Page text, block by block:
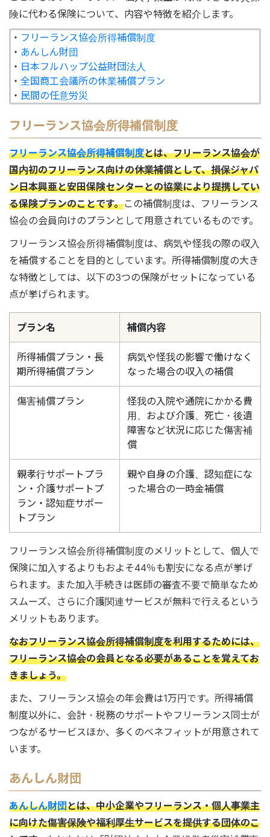
険に代わる保険について、内容や特徴を紹介します。
・ フリーランス協会所得補償制度
・ あんしん財団
・ 日本フルハップ公益財団法人
・ 全国商工会議所の休業補償プラン
・ 民間の任意労災
フリーランス協会所得補償制度
フリーランス協会所得補償制度とは、フリーランス協会が
国内初のフリーランス向けの休業補償として、損保ジャパ
ン日本興亜と安田保険センターとの協業により提携してい
る保険プランのことです。この補償制度は、フリーランス
協会の会員向けのプランとして用意されているものです。
フリーランス協会所得補償制度は、病気や怪我の際の収入
を補償することを目的としています。所得補償制度の大き
な特徴としては、以下の3つの保険がセットになっている
点が挙げられます。
プラン名 補償内容
所得補償プラン・長
期所得補償プラン
病気や怪我の影響で働けなく
なった場合の収入の補償
傷害補償プラン
怪我の入院や通院にかかる費
用、および介護、死亡・後遺
障害など状況に応じた傷害補
償
親孝行サポートプラ
ン・介護サポートプ
ラン・認知症サポー
トプラン
親や自身の介護、認知症にな
った場合の一時金補償
フリーランス協会所得補償制度のメリットとして、個人で
保険に加入するよりもおよそ44％も割安になる点が挙げ
られます。また加入手続きは医師の審査不要で簡単なため
スムーズ、さらに介護関連サービスが無料で行えるという
メリットもあります。
なおフリーランス協会所得補償制度を利用するためには、
フリーランス協会の会員となる必要があることを覚えてお
きましょう。
また、フリーランス協会の年会費は1万円です。所得補償
制度以外に、会計・税務のサポートやフリーランス同士が
つながるサービスほか、多くのベネフィットが用意されて
います。
あんしん財団
あんしん財団とは、中小企業やフリーランス・個人事業主
に向けた傷害保険や福利厚生サービスを提供する団体のこ